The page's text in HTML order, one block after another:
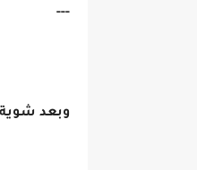
---
وبعد